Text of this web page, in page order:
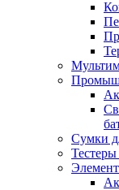
Сумки
Тестеры